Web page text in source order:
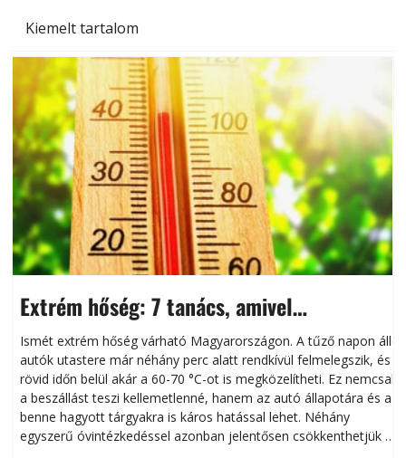
Kiemelt tartalom
Extrém hőség: 7 tanács, amivel
megóvhatjuk autónkat a nyári károktól
Ismét extrém hőség várható Magyarországon. A tűző napon álló
autók utastere már néhány perc alatt rendkívül felmelegszik, és
rövid időn belül akár a 60-70 °C-ot is megközelítheti. Ez nemcsak
a beszállást teszi kellemetlenné, hanem az autó állapotára és a
benne hagyott tárgyakra is káros hatással lehet. Néhány
egyszerű óvintézkedéssel azonban jelentősen csökkenthetjük a